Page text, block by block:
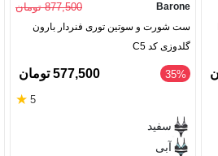
Barone 877,500 تومان
ست شورت و سوتین توری فنردار بارون
گلدوزی کد C5
35% 577,500 تومان
5
★
سفید
آبی